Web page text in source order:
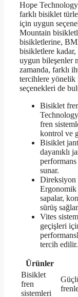
Hope
farklı bisiklet
için uygun
Mountain
bisikletlerine,
bisikletlere
uygun bileşenler
zamanda, farklı
tercihlere yönelik
seçenekleri de
Bisiklet
fren
kontrol ve
Bisiklet
dayanıklı
sunar.
Direksiyon
Ergonomik
sapalar,
sürüş
Vites
geçişleri
tercih edilir.
Ürünler
Bisiklet
fren
sistemleri